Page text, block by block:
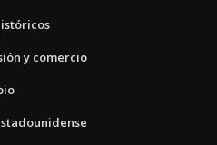
y comercio